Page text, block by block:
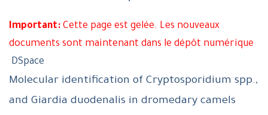
Important: Cette page est gelée. Les nouveaux
documents sont maintenant dans le dépôt numérique
DSpace
Molecular identification of Cryptosporidium spp.,
and Giardia duodenalis in dromedary camels